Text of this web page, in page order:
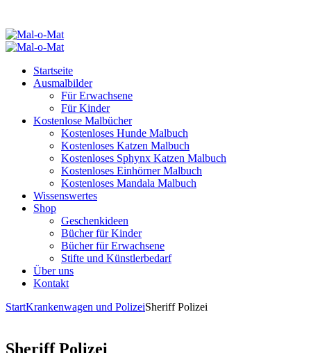
Startseite
Ausmalbilder
Für Erwachsene
Für Kinder
Kostenlose Malbücher
Kostenloses Hunde Malbuch
Kostenloses Katzen Malbuch
Kostenloses Sphynx Katzen Malbuch
Kostenloses Einhörner Malbuch
Kostenloses Mandala Malbuch
Wissenswertes
Shop
Geschenkideen
Bücher für Kinder
Bücher für Erwachsene
Stifte und Künstlerbedarf
Über uns
Kontakt
StartKrankenwagen und PolizeiSheriff Polizei
Sheriff Polizei